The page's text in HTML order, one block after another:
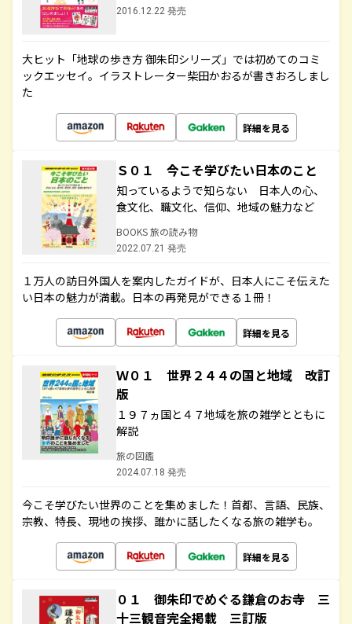
2016.12.22 発売
大ヒット「地球の歩き方 御朱印シリーズ」では初めてのコミ
ックエッセイ。イラストレーター柴田かおるが書きおろしまし
た
詳細を見る
Ｓ０１ 今こそ学びたい日本のこと
知っているようで知らない 日本人の心、
食文化、職文化、信仰、地域の魅力など
BOOKS 旅の読み物
2022.07.21 発売
１万人の訪日外国人を案内したガイドが、日本人にこそ伝えた
い日本の魅力が満載。日本の再発見ができる１冊！
詳細を見る
Ｗ０１ 世界２４４の国と地域 改訂
版
１９７ヵ国と４７地域を旅の雑学とともに
解説
旅の図鑑
2024.07.18 発売
今こそ学びたい世界のことを集めました！首都、言語、民族、
宗教、特長、現地の挨拶、誰かに話したくなる旅の雑学も。
詳細を見る
０１ 御朱印でめぐる鎌倉のお寺 三
十三観音完全掲載 三訂版